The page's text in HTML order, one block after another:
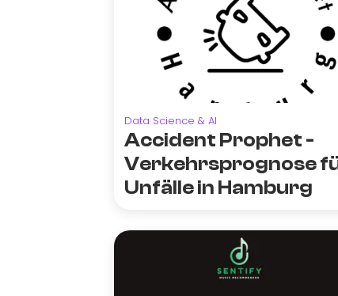
Data Science & AI
Accident Prophet -
Verkehrsprognose
Unfälle in Hamburg